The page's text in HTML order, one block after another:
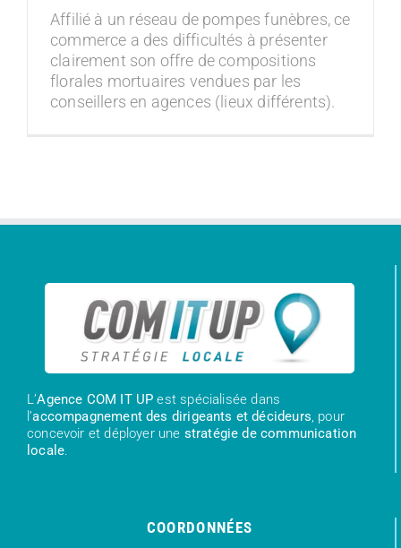
Affilié à un réseau de pompes funèbres, ce
commerce a des difficultés à présenter
clairement son offre de compositions
florales mortuaires vendues par les
conseillers en agences (lieux différents).
L’Agence COM IT UP est spécialisée dans
l’accompagnement des dirigeants et décideurs, pour
concevoir et déployer une stratégie de communication
locale.
COORDONNÉES